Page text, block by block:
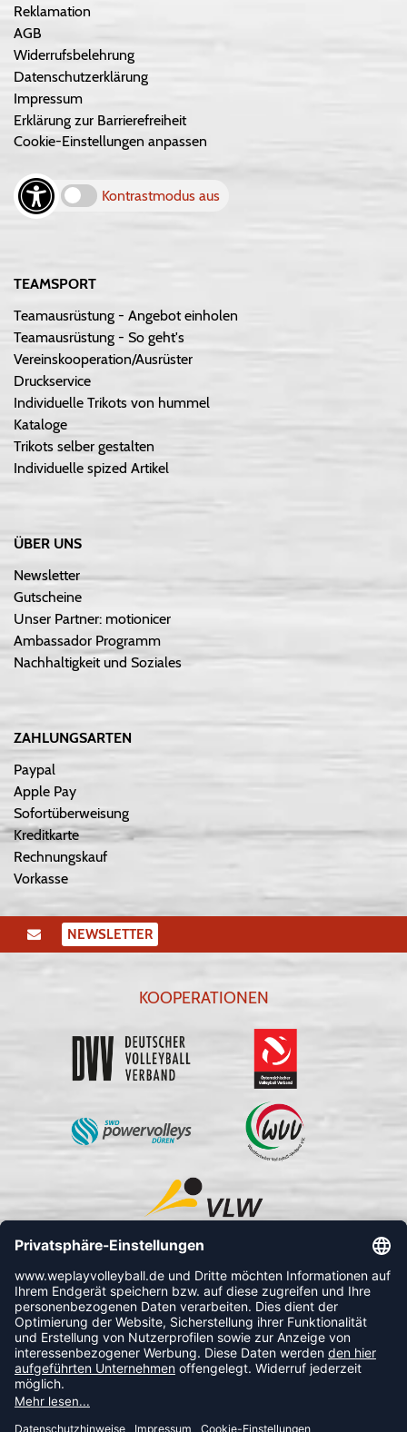
Reklamation
AGB
Widerrufsbelehrung
Datenschutzerklärung
Impressum
Erklärung zur Barrierefreiheit
Cookie-Einstellungen anpassen
Kontrastmodus aus
TEAMSPORT
Teamausrüstung - Angebot einholen
Teamausrüstung - So geht's
Vereinskooperation/Ausrüster
Druckservice
Individuelle Trikots von hummel
Kataloge
Trikots selber gestalten
Individuelle spized Artikel
ÜBER UNS
Newsletter
Gutscheine
Unser Partner: motionicer
Ambassador Programm
Nachhaltigkeit und Soziales
ZAHLUNGSARTEN
Paypal
Apple Pay
Sofortüberweisung
Kreditkarte
Rechnungskauf
Vorkasse
NEWSLETTER
KOOPERATIONEN
FOLLOW US